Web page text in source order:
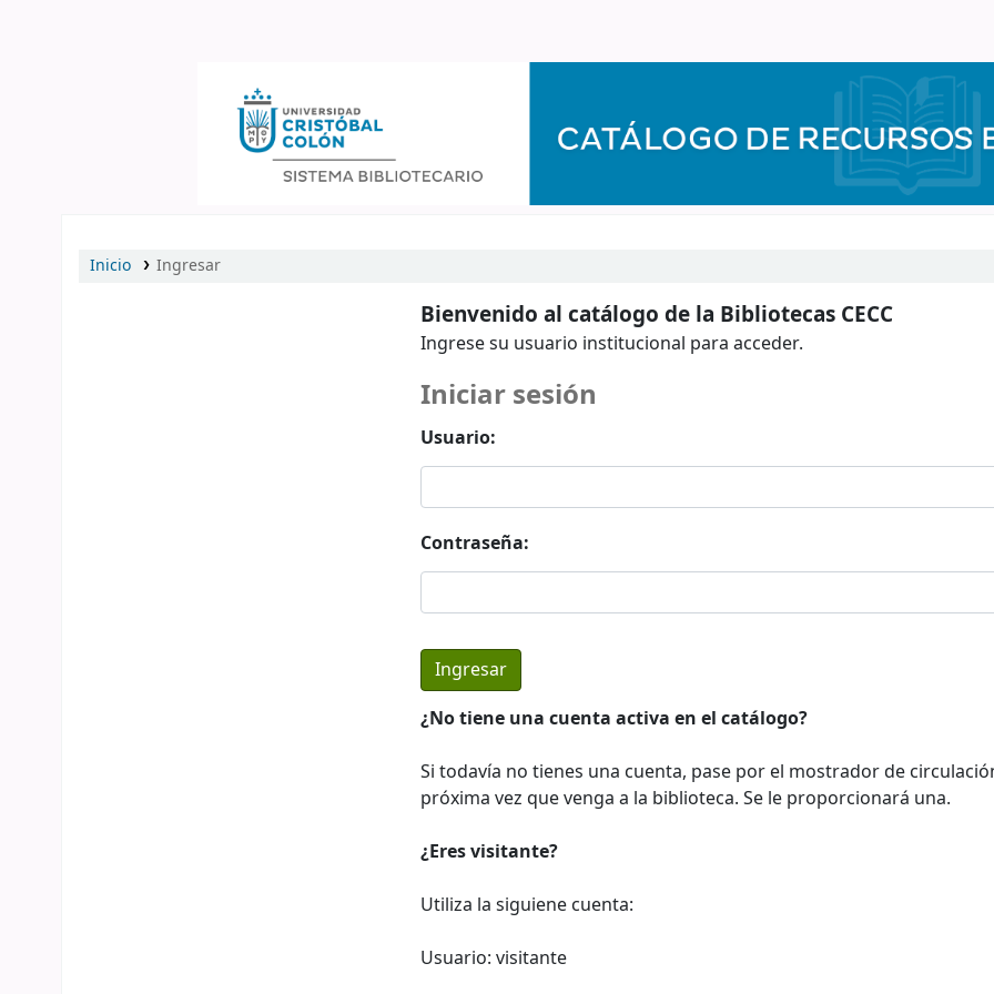
Inicio Ingresar
Bienvenido al catálogo de la Bibliotecas CECC
Ingrese su usuario institucional para acceder.
Iniciar sesión
Usuario:
Contraseña:
¿No tiene una cuenta activa en el catálogo?
Si todavía no tienes una cuenta, pase por el mostrador de
próxima vez que venga a la biblioteca. Se le proporcionará una.
¿Eres visitante?
Utiliza la siguiene cuenta:
Usuario: visitante